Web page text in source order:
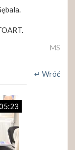
MS
↵ Wróć